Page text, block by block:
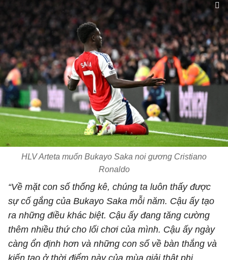
HLV Arteta muốn Bukayo Saka noi gương Cristiano
Ronaldo
“Về mặt con số thống kê, chúng ta luôn thấy được
sự cố gắng của Bukayo Saka mỗi năm. Cậu ấy tạo
ra những điều khác biệt. Cậu ấy đang tăng cường
thêm nhiều thứ cho lối chơi của mình. Cậu ấy ngày
càng ổn định hơn và những con số về bàn thắng và
kiến tạo ở thời điểm này của mùa giải thật phi